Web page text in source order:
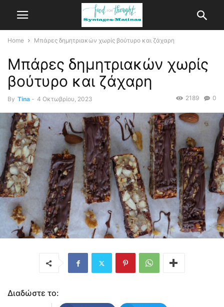
Home Μπάρες δημητριακών χωρίς βούτυρο και ζάχαρη
Μπάρες δημητριακών χωρίς
βούτυρο και ζάχαρη
By Tina - 4 Οκτωβρίου, 2023 0
2189
Διαδώστε το: